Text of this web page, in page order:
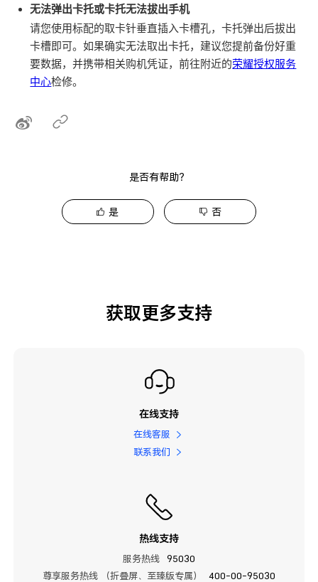
无法弹出卡托或卡托无法拔出手机
请您使用标配的取卡针垂直插入卡槽孔，卡托弹出后拔出
卡槽即可。如果确实无法取出卡托，建议您提前备份好重
要数据，并携带相关购机凭证，前往附近的荣耀授权服务
中心检修。
是否有帮助？
是 否
获取更多支持
在线支持
在线客服
联系我们
热线支持
服务热线
95030
尊享服务热线 （折叠屏、至臻版专属）
400-00-95030